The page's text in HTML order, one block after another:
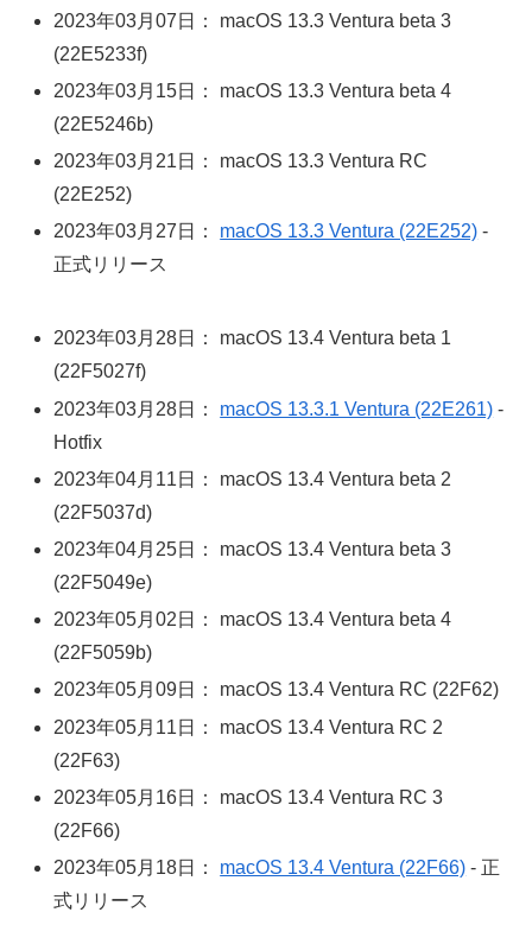
2023年03月07日： macOS 13.3 Ventura beta 3
(22E5233f)
2023年03月15日： macOS 13.3 Ventura beta 4
(22E5246b)
2023年03月21日： macOS 13.3 Ventura RC
(22E252)
2023年03月27日： macOS 13.3 Ventura (22E252) -
正式リリース
2023年03月28日： macOS 13.4 Ventura beta 1
(22F5027f)
2023年03月28日： macOS 13.3.1 Ventura (22E261) -
Hotfix
2023年04月11日： macOS 13.4 Ventura beta 2
(22F5037d)
2023年04月25日： macOS 13.4 Ventura beta 3
(22F5049e)
2023年05月02日： macOS 13.4 Ventura beta 4
(22F5059b)
2023年05月09日： macOS 13.4 Ventura RC (22F62)
2023年05月11日： macOS 13.4 Ventura RC 2
(22F63)
2023年05月16日： macOS 13.4 Ventura RC 3
(22F66)
2023年05月18日： macOS 13.4 Ventura (22F66) - 正
式リリース